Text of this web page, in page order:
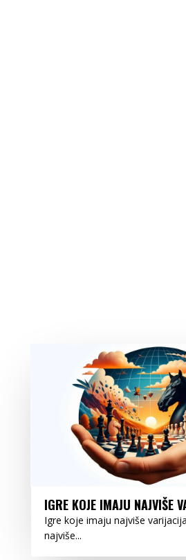
IGRE KOJE IMAJU NAJVIŠE
Igre koje imaju najviše
najviše...